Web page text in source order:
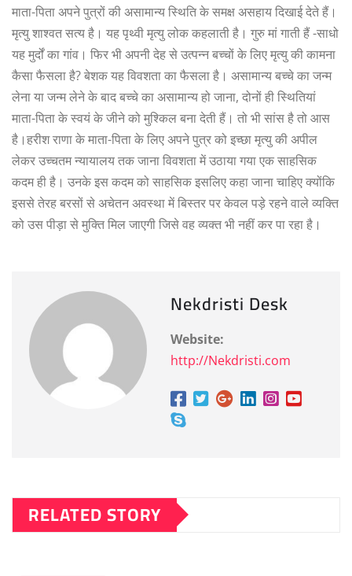
माता-पिता अपने पुत्रों की असामान्य स्थिति के समक्ष असहाय दिखाई देते हैं।
मृत्यु शाश्वत सत्य है। यह पृथ्वी मृत्यु लोक कहलाती है। गुरु मां गाती हैं -साधो
यह मुर्दों का गांव। फिर भी अपनी देह से उत्पन्न बच्चों के लिए मृत्यु की कामना
कैसा फैसला है? बेशक यह विवशता का फैसला है। असामान्य बच्चे का जन्म
लेना या जन्म लेने के बाद बच्चे का असामान्य हो जाना, दोनों ही स्थितियां
माता-पिता के स्वयं के जीने को मुश्किल बना देती हैं। तो भी सांस है तो आस
है।हरीश राणा के माता-पिता के लिए अपने पुत्र को इच्छा मृत्यु की अपील
लेकर उच्चतम न्यायालय तक जाना विवशता में उठाया गया एक साहसिक
कदम ही है। उनके इस कदम को साहसिक इसलिए कहा जाना चाहिए क्योंकि
इससे तेरह बरसों से अचेतन अवस्था में बिस्तर पर केवल पड़े रहने वाले व्यक्ति
को उस पीड़ा से मुक्ति मिल जाएगी जिसे वह व्यक्त भी नहीं कर पा रहा है।
Nekdristi Desk
Website:
http://Nekdristi.com
RELATED STORY